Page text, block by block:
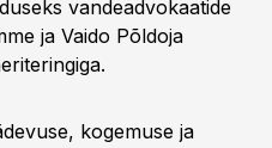
vandeadvokaatide
ja Vaido Põldoja
kogemuse ja